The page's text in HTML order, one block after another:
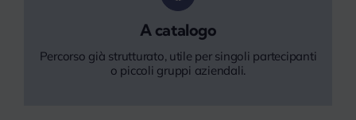
A catalogo
Percorso già strutturato, utile per singoli partecipanti
o piccoli gruppi aziendali.